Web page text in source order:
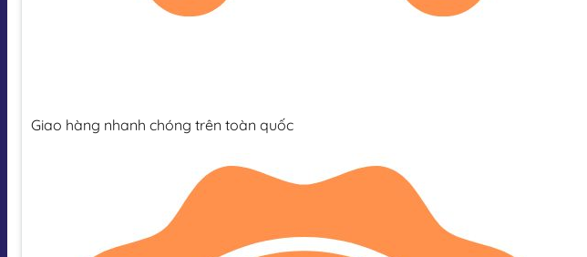
Giao hàng nhanh chóng trên toàn quốc